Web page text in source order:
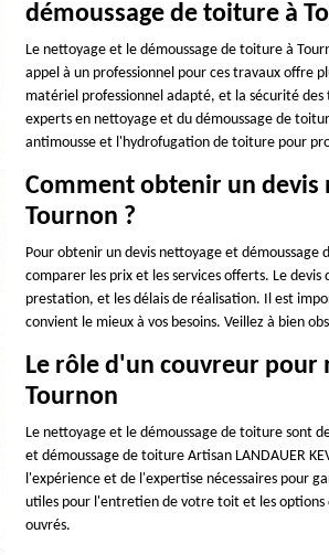
démoussage de toiture à
Le nettoyage et le démoussage de toiture à
appel à un professionnel pour ces travaux offre
matériel professionnel adapté, et la sécurité des
experts en nettoyage et du démoussage de
antimousse et l'hydrofugation de toiture pour
Comment obtenir un devis
Tournon ?
Pour obtenir un devis nettoyage et
comparer les prix et les services offerts. Le
prestation, et les délais de réalisation. Il est
convient le mieux à vos besoins. Veillez à bien
Le rôle d'un couvreur pour
Tournon
Le nettoyage et le démoussage de toiture sont
et démoussage de toiture Artisan LANDAUER
l'expérience et de l'expertise nécessaires pour
utiles pour l'entretien de votre toit et les options
ouvrés.